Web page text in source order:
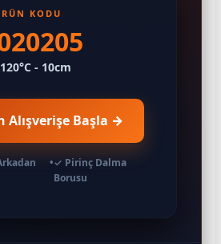
KODU
- 10cm
Alışverişe Başla →
•✓ Pirinç Dalma
Borusu